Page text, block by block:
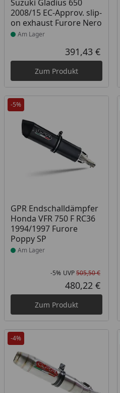
Suzuki Gladius 650
2008/15 EC-Approv. slip-
on exhaust Furore Nero
Am Lager
391,43 €
Zum Produkt
-5%
GPR Endschalldämpfer
Honda VFR 750 F RC36
1994/1997 Furore
Poppy SP
Produkt am Lager
Am Lager
-5% UVP505,50 €
480,22 €
Zum Produkt
-4%